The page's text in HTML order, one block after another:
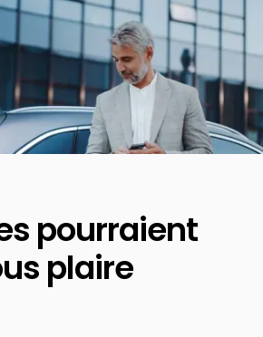
pourraient
plaire